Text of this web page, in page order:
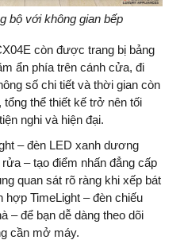
bộ với không gian bếp
còn được trang bị bảng
ẩn phía trên cánh cửa, đi
số chi tiết và thời gian còn
thể thiết kế trở nên tối
nghi và hiện đại.
– đèn LED xanh dương
– tạo điểm nhấn đẳng cấp
quan sát rõ ràng khi xếp bát
TimeLight – đèn chiếu
– để bạn dễ dàng theo dõi
cần mở máy.